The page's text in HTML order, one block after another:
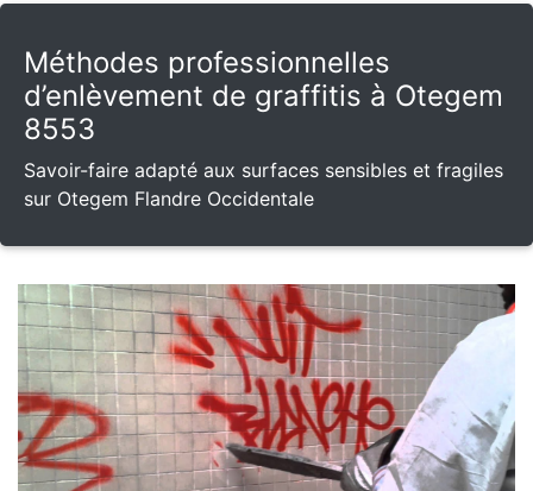
Méthodes professionnelles
d’enlèvement de graffitis à Otegem
8553
Savoir-faire adapté aux surfaces sensibles et fragiles
sur Otegem Flandre Occidentale